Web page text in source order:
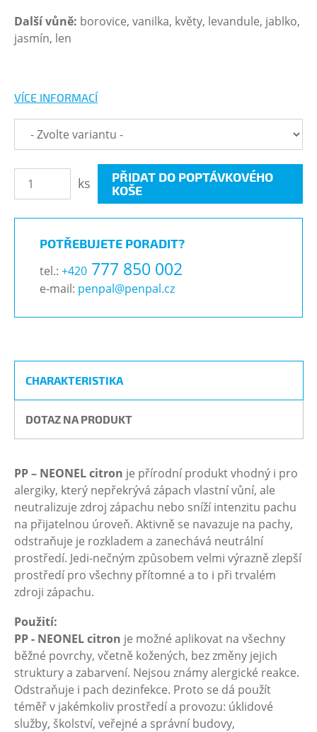
Další vůně: borovice, vanilka, květy, levandule, jablko,
jasmín, len
VÍCE INFORMACÍ
ks
PŘIDAT DO POPTÁVKOVÉHO
KOŠE
POTŘEBUJETE PORADIT?
tel.: +420 777 850 002
e-mail: penpal@penpal.cz
CHARAKTERISTIKA
DOTAZ NA PRODUKT
PP – NEONEL citron je přírodní produkt vhodný i pro
alergiky, který nepřekrývá zápach vlastní vůní, ale
neutralizuje zdroj zápachu nebo sníží intenzitu pachu
na přijatelnou úroveň. Aktivně se navazuje na pachy,
odstraňuje je rozkladem a zanechává neutrální
prostředí. Jedi-nečným způsobem velmi výrazně zlepší
prostředí pro všechny přítomné a to i při trvalém
zdroji zápachu.
Použití:
PP - NEONEL citron je možné aplikovat na všechny
běžné povrchy, včetně kožených, bez změny jejich
struktury a zabarvení. Nejsou známy alergické reakce.
Odstraňuje i pach dezinfekce. Proto se dá použít
téměř v jakémkoliv prostředí a provozu: úklidové
služby, školství, veřejné a správní budovy,